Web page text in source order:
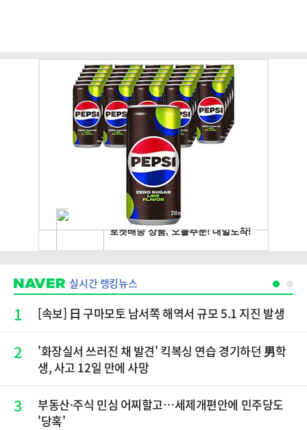
실시간 랭킹뉴스
1 [속보] 日 구마모토 남서쪽 해역서 규모 5.1 지진 발생
2
'화장실서 쓰러진 채 발견' 킥복싱 연습 경기하던 男학
생, 사고 12일 만에 사망
3
부동산·주식 민심 어찌할고…세제개편안에 민주당도
'당혹'